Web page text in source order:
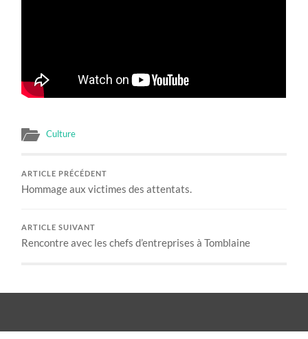
Culture
ARTICLE PRÉCÉDENT
Hommage aux victimes des attentats.
ARTICLE SUIVANT
Rencontre avec les chefs d’entreprises à Tomblaine